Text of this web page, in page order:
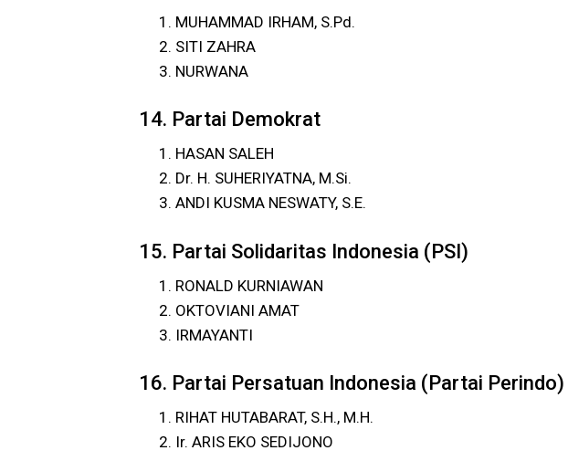
MUHAMMAD IRHAM, S.Pd.
SITI ZAHRA
NURWANA
14. Partai Demokrat
HASAN SALEH
Dr. H. SUHERIYATNA, M.Si.
ANDI KUSMA NESWATY, S.E.
15. Partai Solidaritas Indonesia (PSI)
RONALD KURNIAWAN
OKTOVIANI AMAT
IRMAYANTI
16. Partai Persatuan Indonesia (Partai Perindo)
RIHAT HUTABARAT, S.H., M.H.
Ir. ARIS EKO SEDIJONO